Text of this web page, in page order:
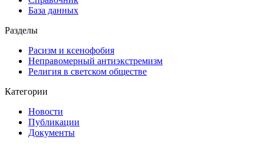
База данных
Разделы
Расизм и ксенофобия
Неправомерный антиэкстремизм
Религия в светском обществе
Категории
Новости
Публикации
Документы